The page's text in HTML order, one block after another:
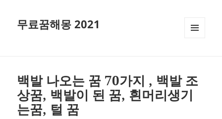
무료꿈해몽 2021
백발 나오는 꿈 70가지 , 백발 조
상꿈, 백발이 된 꿈, 흰머리생기
는꿈, 털 꿈